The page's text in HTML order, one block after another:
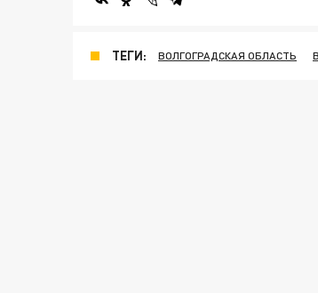
ТЕГИ: ВОЛГОГРАДСКАЯ ОБЛАСТЬ